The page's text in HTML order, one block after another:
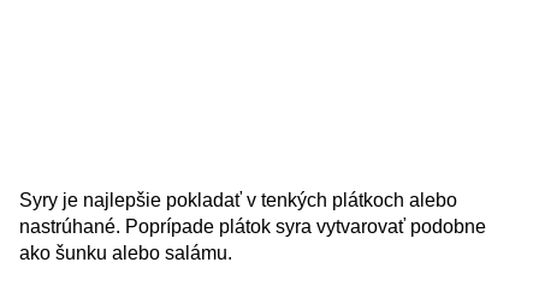
Syry je najlepšie pokladať v tenkých plátkoch alebo
nastrúhané. Poprípade plátok syra vytvarovať podobne
ako šunku alebo salámu.